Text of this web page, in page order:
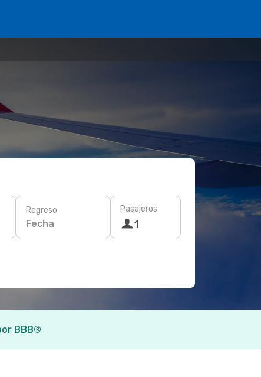
Regreso
Fecha
Pasajeros
1
BBB®